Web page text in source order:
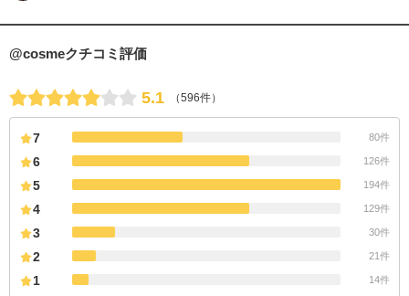
@cosmeクチコミ評価
5.1 （596件）
7 80件
6 126件
5 194件
4 129件
3 30件
2 21件
1 14件